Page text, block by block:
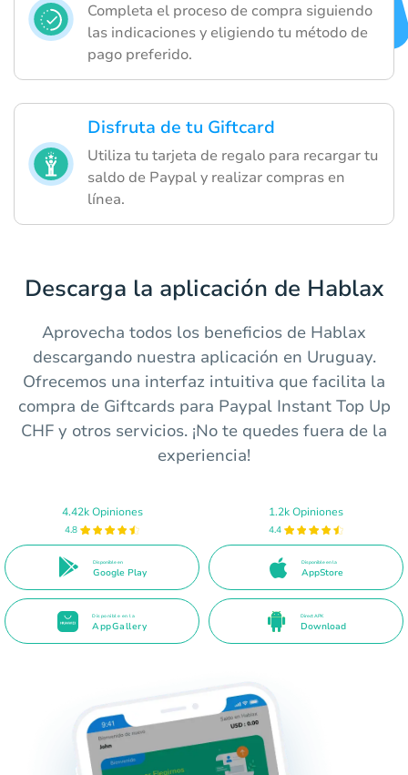
Completa el proceso de compra siguiendo
las indicaciones y eligiendo tu método de
pago preferido.
Disfruta de tu Giftcard
Utiliza tu tarjeta de regalo para recargar tu
saldo de Paypal y realizar compras en
línea.
Descarga la aplicación de Hablax
Aprovecha todos los beneficios de Hablax
descargando nuestra aplicación en Uruguay.
Ofrecemos una interfaz intuitiva que facilita la
compra de Giftcards para Paypal Instant Top Up
CHF y otros servicios. ¡No te quedes fuera de la
experiencia!
4.42k Opiniones
4.8
Disponible en
Google Play
1.2k Opiniones
4.4
Disponible en la
AppStore
Disponible en la
AppGallery
Direct APK
Download